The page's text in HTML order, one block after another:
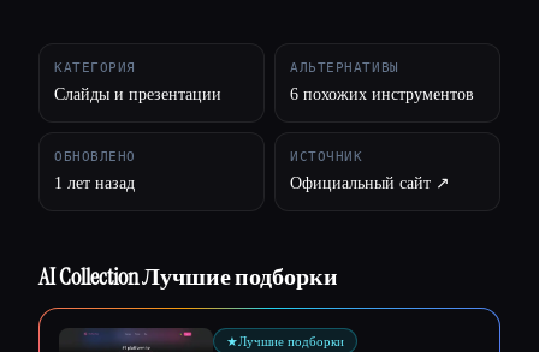
Esc
КАТЕГОРИЯ
Слайды и презентации
АЛЬТЕРНАТИВЫ
6 похожих инструментов
ОБНОВЛЕНО
1 лет назад
ИСТОЧНИК
Официальный сайт ↗︎
AI Collection Лучшие подборки
★Лучшие подборки